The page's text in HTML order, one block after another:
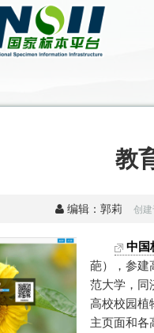
教
编辑：郭莉 创
中国
葩），参建
范大学，同
高校校园植
主页面和各